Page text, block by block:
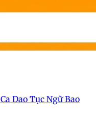
Ca Dao Tục NgữBao